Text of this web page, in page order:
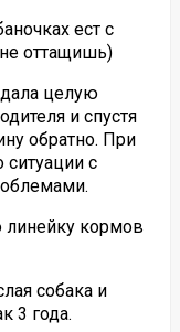
ест с
оттащишь)
целую
и спустя
обратно. При
с
линейку кормов
собака и
3 года.